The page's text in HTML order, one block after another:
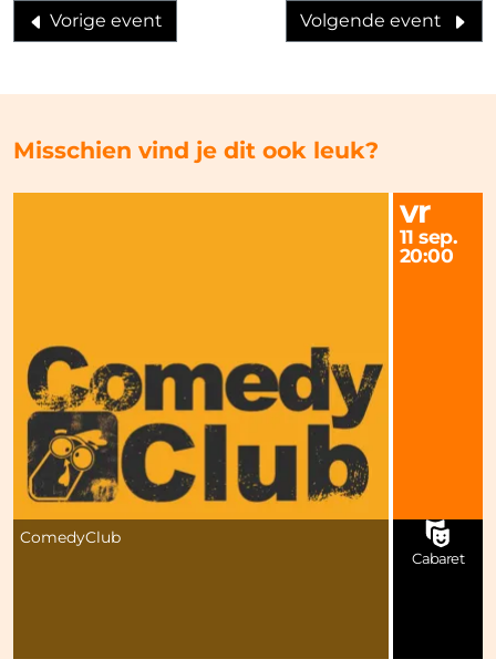
Vorige event Volgende event
Misschien vind je dit ook leuk?
ComedyClub
vr
11 sep.
20:00
Cabaret